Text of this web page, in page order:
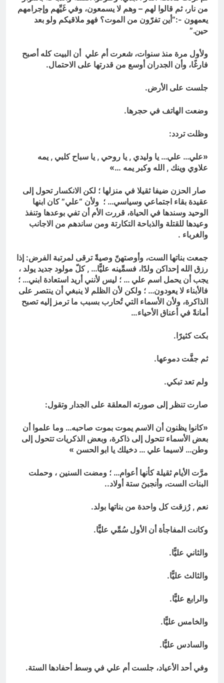
من نار، ثم قالوا لهم – وهم لا يسمعون، وفي غَيِّهم وإجرامهم
يعمهون -:”أين تفرّون من الموت؟ فهو ملاقيكم ولو بعد
حين.”
ولأول مرة منذ سنوات، شعرت أم علي أن البيت كله أصبح
فارغًا، وأن الجدران أوسع من قدرتها على الاحتمال.
جلست على الأرض.
وضعت الهاتف في حجرها.
وظلت تردد:
«علي… علي… يا وليدي , يا روحي , يا سباح كلبي , يمه
علاوي وينك , الله وكبر يمه …»
صار الحزن ضيفا ثقيلا في منزلها ؛ لكن الانكسار تحول إلى
عقيدة بقاء اجتماعي وسياسي… ؛ ولأن “علي” كان ابنها
الوحيد وسندها في الحياة، قررت الأم أن تفي بوعدها وتنفذ
وعيدها للقتلة والذباحة التكارتة ومن ساندهم من الاجانب
والغرباء .
جمعت بناتها الست، وأوصتهنّ وصيةً ترقى لمرتبة الفرض: إذا
رزق الله إحداكن ولدًا، فسمِّينه عليًّا… , كلّ مولود جديد يولد ،
يجب أن يحمل اسم علي … ؛ ليس لأنني أريد استعادة ابني… ؛
فالأبناء لا يعودون… ؛ ولكن لأن الظلم لا ينبغي أن ينتصر على
الذاكرة، ولأن الأسماء التي تُحارب بسبب ما ترمز إليه تصبح
أمانةً في أعناق الأحياء…
بكت كثيرًا.
ثم جفَّت دموعها.
ولم تعد تبكي.
صارت تنظر إلى صورته المعلقة على الجدار وتقول:
«كانوا يظنون أن الاسم يموت بموت صاحبه… وما علموا أن
بعض الأسماء تتحول إلى ذاكرة، وبعض الذكريات تتحول إلى
وطن… لاسيما علي … دخيلك يا ابو الحسن »
مرَّت الأيام ثقيلة كأنها أعوام… ؛ ومضت السنين ، وحملت
البنات الست، وأنجبنَ ستة أولاد..
نعم , رُزقت كل واحدة من بناتها بولد.
وكانت المفاجأة أن الأول سُمِّي عليًّا.
والثاني عليًّا.
والثالث عليًّا.
والرابع عليًّا.
والخامس عليًّا.
والسادس عليًّا.
وفي أحد الأعياد، جلست أم علي في وسط أحفادها الستة.